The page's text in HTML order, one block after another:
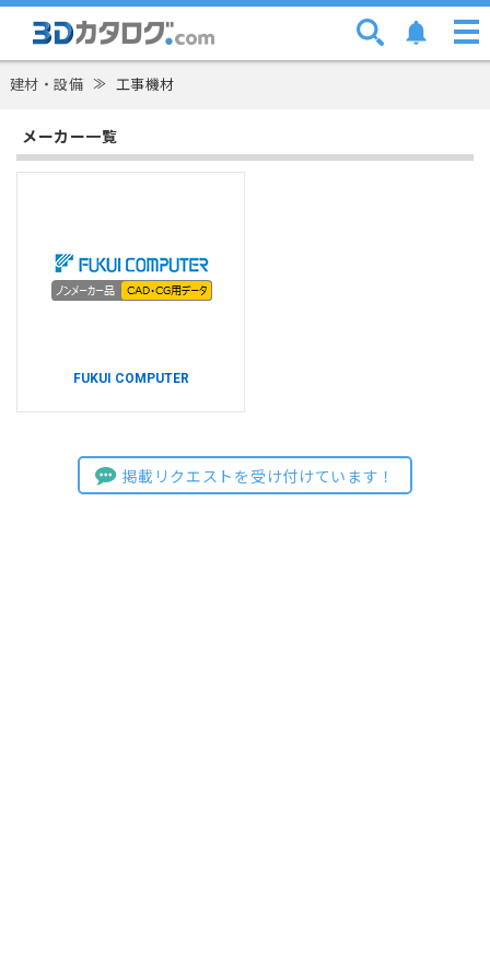
建材・設備 ≫ 工事機材
メーカー一覧
FUKUI COMPUTER
掲載リクエストを受け付けています！